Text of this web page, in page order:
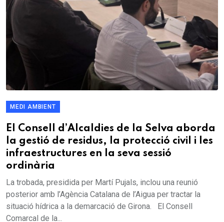
MEDI AMBIENT
El Consell d’Alcaldies de la Selva aborda
la gestió de residus, la protecció civil i les
infraestructures en la seva sessió
ordinària
La trobada, presidida per Martí Pujals, inclou una reunió
posterior amb l’Agència Catalana de l’Aigua per tractar la
situació hídrica a la demarcació de Girona. El Consell
Comarcal de la...